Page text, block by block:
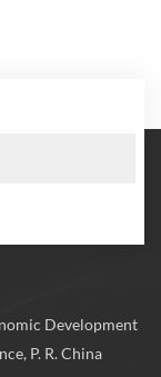
Development
P. R. China